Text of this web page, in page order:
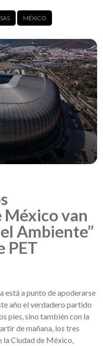
MÉXICO
México van
Ambiente”
PET
está a punto de apoderarse
año el verdadero partido
pies, sino también con la
de mañana, los tres
la Ciudad de México,